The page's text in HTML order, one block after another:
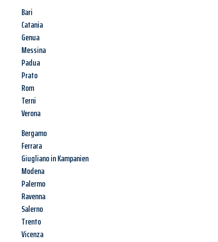
Bari
Catania
Genua
Messina
Padua
Prato
Rom
Terni
Verona
Bergamo
Ferrara
Giugliano in Kampanien
Modena
Palermo
Ravenna
Salerno
Trento
Vicenza